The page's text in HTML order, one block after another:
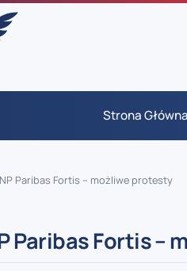
Strona Główna
Paribas Fortis – możliwe protesty
Paribas Fortis –